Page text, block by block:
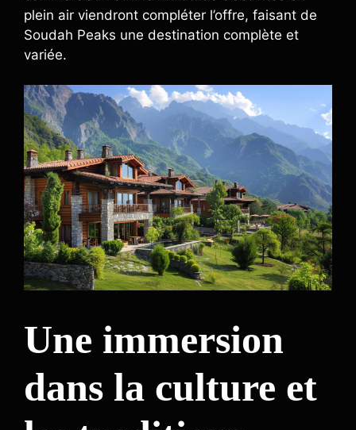
plein air viendront compléter l’offre, faisant de
Soudah Peaks une destination complète et
variée.
Une immersion
dans la culture et